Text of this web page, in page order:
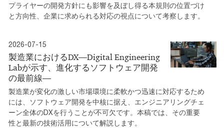
プライヤーの開発方針にも影響を及ぼし得る本規則の位置づけ
と方向性、企業に求められる対応の視点について考察します。
2026-07-15
製造業におけるDX―Digital Engineering
Labが示す、進化するソフトウェア開発
の最前線―
製造業が変化の激しい市場環境に柔軟かつ迅速に対応するため
には、ソフトウェア開発を中核に据え、エンジニアリングチェ
ーン全体のDXを行うことが不可欠です。本稿では、その重要
性と最新の技術活用について解説します。